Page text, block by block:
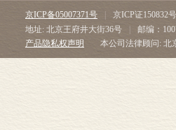
京ICP备05007371号 京ICP证150832号
地址: 北京王府井大街36号
邮编：
产品隐私权声明
本公司法律顾问: 北